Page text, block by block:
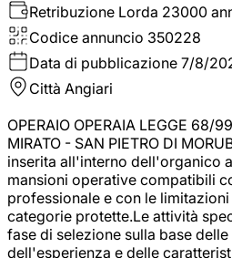
Retribuzione Lorda 23000
Codice annuncio 350228
Data di pubblicazione 7/8/
Città Angiari
OPERAIO OPERAIA LEGGE 68/
MIRATO - SAN PIETRO DI
inserita all'interno dell'organico
mansioni operative compatibili
professionale e con le
categorie protette.Le attività
fase di selezione sulla base
dell'esperienza e delle